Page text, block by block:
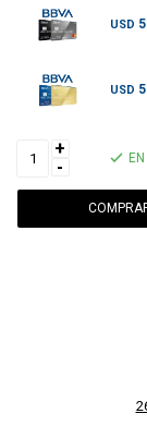
USD
USD
+
-